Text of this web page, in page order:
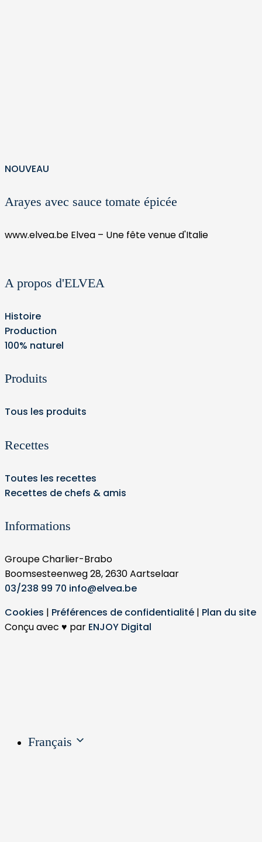
NOUVEAU
Arayes avec sauce tomate épicée
www.elvea.be Elvea – Une fête venue d'Italie
A propos d'ELVEA
Histoire
Production
100% naturel
Produits
Tous les produits
Recettes
Toutes les recettes
Recettes de chefs & amis
Informations
Groupe Charlier-Brabo
Boomsesteenweg 28, 2630 Aartselaar
03/238 99 70 info@elvea.be
Cookies | Préférences de confidentialité | Plan du site
Conçu avec ♥ par ENJOY Digital
Français